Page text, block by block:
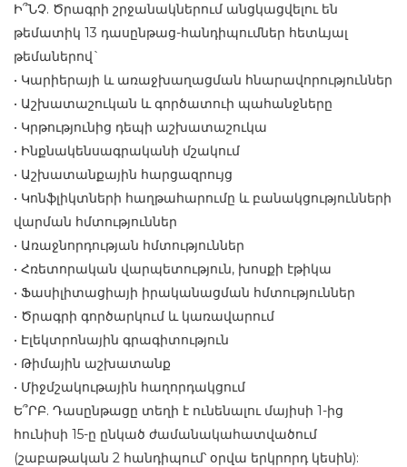
Ի՞ՆՉ. Ծրագրի շրջանակներում անցկացվելու են
թեմատիկ 13 դասընթաց-հանդիպումներ հետևյալ
թեմաներով`
• Կարիերայի և առաջխաղացման հնարավորություններ
• Աշխատաշուկան և գործատուի պահանջները
• Կրթությունից դեպի աշխատաշուկա
• Ինքնակենսագրականի մշակում
• Աշխատանքային հարցազրույց
• Կոնֆլիկտների հաղթահարումը և բանակցությունների
վարման հմտություններ
• Առաջնորդության հմտություններ
• Հռետորական վարպետություն, խոսքի էթիկա
• Ֆասիլիտացիայի իրականացման հմտություններ
• Ծրագրի գործարկում և կառավարում
• Էլեկտրոնային գրագիտություն
• Թիմային աշխատանք
• Միջմշակութային հաղորդակցում
Ե՞ՐԲ. Դասընթացը տեղի է ունենալու մայիսի 1-ից
հունիսի 15-ը ընկած ժամանակահատվածում
(շաբաթական 2 հանդիպում՝ օրվա երկրորդ կեսին):